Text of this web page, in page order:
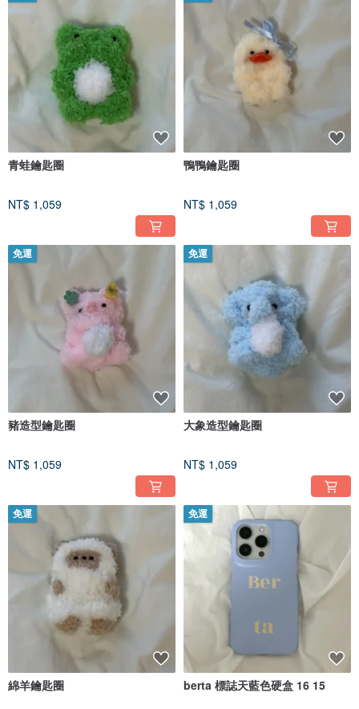
青蛙鑰匙圈
NT$ 1,059
鴨鴨鑰匙圈
NT$ 1,059
免運
豬造型鑰匙圈
NT$ 1,059
免運
大象造型鑰匙圈
NT$ 1,059
免運
綿羊鑰匙圈
免運
berta 標誌天藍色硬盒 16 15